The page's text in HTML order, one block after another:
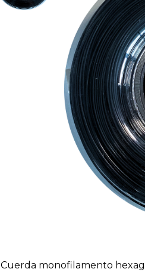
Cuerda monofilamento